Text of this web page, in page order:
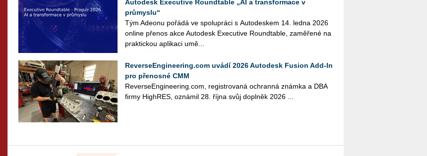
Autodesk Executive Roundtable „AI a transformace v
průmyslu“
Tým Ade­o­nu po­řá­dá ve spo­lu­prá­ci s Au­to­de­skem 14. ledna 2026
on­li­ne pře­nos akce Au­to­de­sk Execu­ti­ve Roun­d­table, za­mě­ře­né na
prak­tic­kou apli­ka­ci umě...
ReverseEngineering.com uvádí 2026 Autodesk Fusion Add-In
pro přenosné CMM
Re­ver­se­En­gi­nee­ring.com, re­gis­tro­va­ná ochran­ná znám­ka a DBA
firmy High­RES, ozná­mil 28. října svůj do­pl­něk 2026 ...